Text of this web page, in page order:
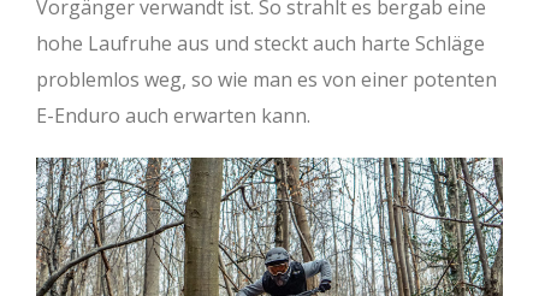
Vorgänger verwandt ist. So strahlt es bergab eine
hohe Laufruhe aus und steckt auch harte Schläge
problemlos weg, so wie man es von einer potenten
E-Enduro auch erwarten kann.